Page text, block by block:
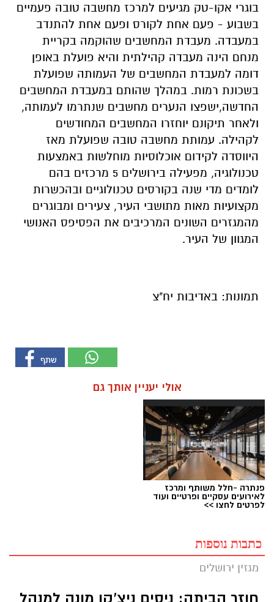
בוגרי אקו-טק מגיעים למרכז מחשבה טובה פעמיים
בשבוע - פעם אחת לקורס ופעם אחת להתנדב
במעבדה. מעבדת המחשבים שהוקמה בקריית
מנחם הינה מעבדה קהילתית והיא פועלת באופן
דומה למעבדת המחשבים של העמותה שפועלת
בשכונת רמות. במהלך שהותם במעבדת המחשבים
החדשה,ישפצו הנערים מחשבים שנתרמו לעמותה,
ולאחר תיקונם יוחזרו המחשבים המחודשים
לקהילה. עמותת מחשבה טובה שפועלת מאז
היווסדה לקידום אוכלוסיות מוחלשות באמצעות
טכנולוגיה, מפעילה בירושלים 5 מרכזים בהם
לומדים מדי שנה בקורסים טכנולוגיים ובהכשרות
מקצועיות מאות מתושבי העיר, צעירים ומבוגרים
מהמגזרים השונים המרכיבים את הפסיפס האנושי
המגוון של העיר.
תמונות: באדיבות יח"צ
אולי יעניין אותך גם
פנתרה -חלל משותף ומרכז
לאירועים עסקיים ופרטיים ועוד
לפרטים לחצו >>
כתבות נוספות
מגזין ירושלים